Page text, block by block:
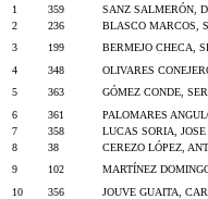
1 359 SANZ SALMERÓN,
2
236 BLASCO MARCOS,
3
199 BERMEJO CHECA,
4
348 OLIVARES
5
363 GÓMEZ CONDE,
6
361 PALOMARES
7
358 LUCAS SORIA,
8
38 CEREZO LÓPEZ,
9
102 MARTÍNEZ
10
356 JOUVE GUAITA,